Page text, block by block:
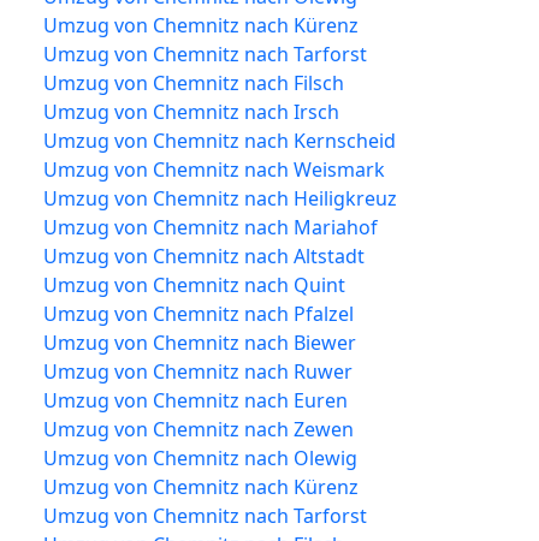
Umzug von Chemnitz nach Kürenz
Umzug von Chemnitz nach Tarforst
Umzug von Chemnitz nach Filsch
Umzug von Chemnitz nach Irsch
Umzug von Chemnitz nach Kernscheid
Umzug von Chemnitz nach Weismark
Umzug von Chemnitz nach Heiligkreuz
Umzug von Chemnitz nach Mariahof
Umzug von Chemnitz nach Altstadt
Umzug von Chemnitz nach Quint
Umzug von Chemnitz nach Pfalzel
Umzug von Chemnitz nach Biewer
Umzug von Chemnitz nach Ruwer
Umzug von Chemnitz nach Euren
Umzug von Chemnitz nach Zewen
Umzug von Chemnitz nach Olewig
Umzug von Chemnitz nach Kürenz
Umzug von Chemnitz nach Tarforst